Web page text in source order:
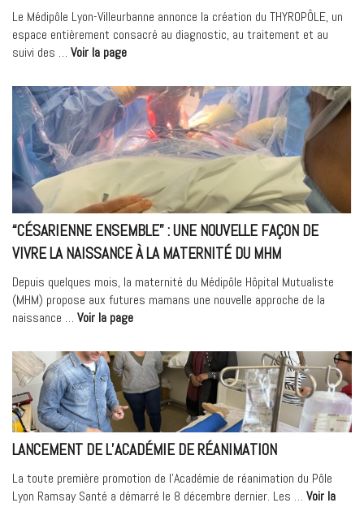
prise
en
charge
cancer
colorectal »
Le Médipôle Lyon-Villeurbanne annonce la création du THYROPÔLE, un
espace entièrement consacré au diagnostic, au traitement et au
suivi des … Voir la page« THYROPÔLE
Médipôle
Lyon-
Villeurbanne
:
un
dédié
à
la
santé
et
parathyroïdienne »
“CÉSARIENNE ENSEMBLE” : UNE NOUVELLE FAÇON DE
VIVRE LA NAISSANCE À LA MATERNITÉ DU MHM
Depuis quelques mois, la maternité du Médipôle Hôpital Mutualiste
(MHM) propose aux futures mamans une nouvelle approche de la
naissance … Voir la page« “Césarienne
:
une
nouvelle
façon
de
vivre
la
naissance
à
LANCEMENT DE L’ACADÉMIE DE RÉANIMATION
La toute première promotion de l’Académie de réanimation du Pôle
Lyon Ramsay Santé a démarré le 8 décembre dernier. Les … Voir la